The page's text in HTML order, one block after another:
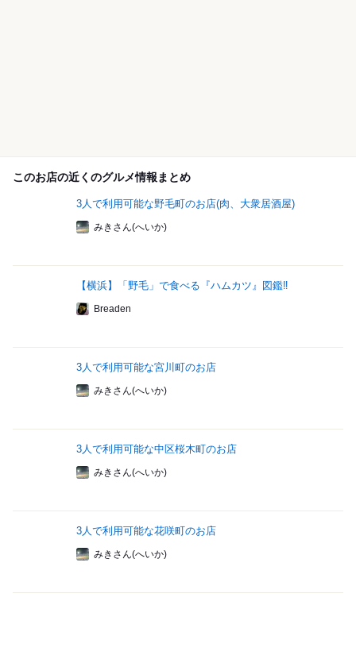
このお店の近くのグルメ情報まとめ
3人で利用可能な野毛町のお店(肉、大衆居酒屋)
みきさん(へいか)
【横浜】「野毛」で食べる『ハムカツ』図鑑‼
Breaden
3人で利用可能な宮川町のお店
みきさん(へいか)
3人で利用可能な中区桜木町のお店
みきさん(へいか)
3人で利用可能な花咲町のお店
みきさん(へいか)